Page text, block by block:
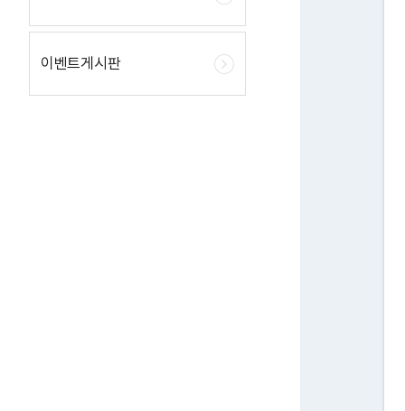
이벤트게시판